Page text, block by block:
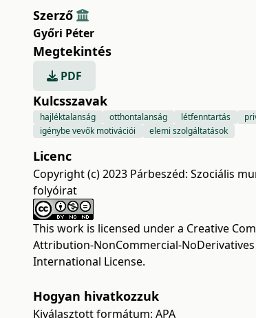
Szerző
Győri Péter
Megtekintés
PDF
Kulcsszavak
hajléktalanság otthontalanság létfenntartás
igénybe vevők motivációi
elemi szolgáltatások
Licenc
Copyright (c) 2023 Párbeszéd: Szociális
folyóirat
This work is licensed under a Creative
Attribution-NonCommercial-NoDerivatives
International License.
Hogyan hivatkozzuk
Kiválasztott formátum: APA